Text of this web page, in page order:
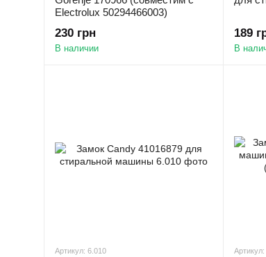
Electrolux 50294466003)
230 грн
В наличии
189
В
Артикул: 6.010